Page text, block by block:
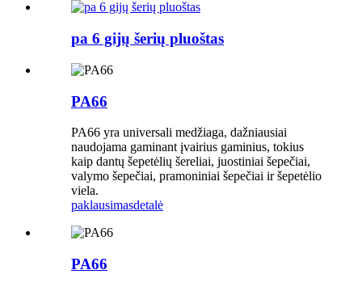
pa 6 gijų šerių pluoštas
PA66
PA66 yra universali medžiaga, dažniausiai
naudojama gaminant įvairius gaminius, tokius
kaip dantų šepetėlių šereliai, juostiniai šepečiai,
valymo šepečiai, pramoniniai šepečiai ir šepetėlio
viela.
paklausimasdetalė
PA66